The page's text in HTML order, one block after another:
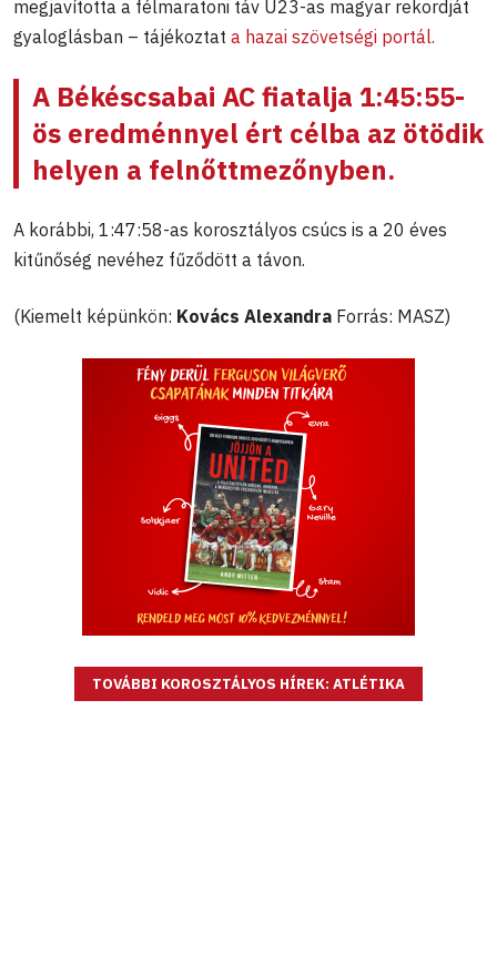
megjavította a félmaratoni táv U23-as magyar rekordját
gyaloglásban – tájékoztat a hazai szövetségi portál.
A Békéscsabai AC fiatalja 1:45:55-
ös eredménnyel ért célba az ötödik
helyen a felnőttmezőnyben.
A korábbi, 1:47:58-as korosztályos csúcs is a 20 éves
kitűnőség nevéhez fűződött a távon.
(Kiemelt képünkön: Kovács Alexandra Forrás: MASZ)
TOVÁBBI KOROSZTÁLYOS HÍREK: ATLÉTIKA